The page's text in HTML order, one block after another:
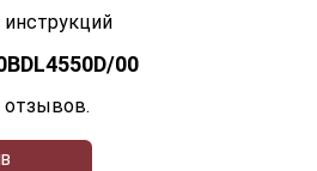
00
отзывов.